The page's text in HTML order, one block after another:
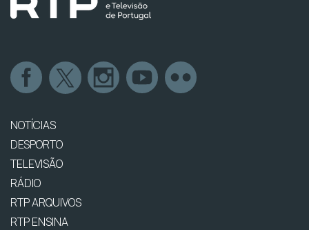
NOTÍCIAS
DESPORTO
TELEVISÃO
RÁDIO
RTP ARQUIVOS
RTP ENSINA